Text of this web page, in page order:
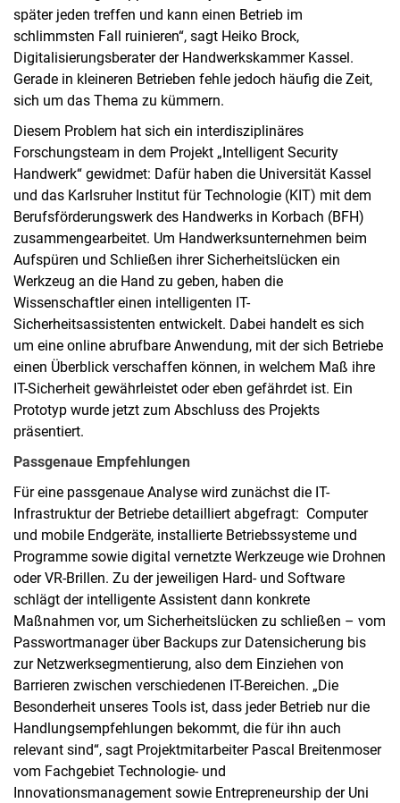
später jeden treffen und kann einen Betrieb im
schlimmsten Fall ruinieren“, sagt Heiko Brock,
Digitalisierungsberater der Handwerkskammer Kassel.
Gerade in kleineren Betrieben fehle jedoch häufig die Zeit,
sich um das Thema zu kümmern.
Diesem Problem hat sich ein interdisziplinäres
Forschungsteam in dem Projekt „Intelligent Security
Handwerk“ gewidmet: Dafür haben die Universität Kassel
und das Karlsruher Institut für Technologie (KIT) mit dem
Berufsförderungswerk des Handwerks in Korbach (BFH)
zusammengearbeitet. Um Handwerksunternehmen beim
Aufspüren und Schließen ihrer Sicherheitslücken ein
Werkzeug an die Hand zu geben, haben die
Wissenschaftler einen intelligenten IT-
Sicherheitsassistenten entwickelt. Dabei handelt es sich
um eine online abrufbare Anwendung, mit der sich Betriebe
einen Überblick verschaffen können, in welchem Maß ihre
IT-Sicherheit gewährleistet oder eben gefährdet ist. Ein
Prototyp wurde jetzt zum Abschluss des Projekts
präsentiert.
Passgenaue Empfehlungen
Für eine passgenaue Analyse wird zunächst die IT-
Infrastruktur der Betriebe detailliert abgefragt: Computer
und mobile Endgeräte, installierte Betriebssysteme und
Programme sowie digital vernetzte Werkzeuge wie Drohnen
oder VR-Brillen. Zu der jeweiligen Hard- und Software
schlägt der intelligente Assistent dann konkrete
Maßnahmen vor, um Sicherheitslücken zu schließen – vom
Passwortmanager über Backups zur Datensicherung bis
zur Netzwerksegmentierung, also dem Einziehen von
Barrieren zwischen verschiedenen IT-Bereichen. „Die
Besonderheit unseres Tools ist, dass jeder Betrieb nur die
Handlungsempfehlungen bekommt, die für ihn auch
relevant sind“, sagt Projektmitarbeiter Pascal Breitenmoser
vom Fachgebiet Technologie- und
Innovationsmanagement sowie Entrepreneurship der Uni